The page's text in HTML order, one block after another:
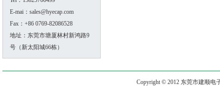
E-mai：sales@hyecap.com
Fax：+86 0769-82086528
地址：东莞市塘厦林村新鸿路9
号（新太阳城66栋）
Copyright © 2012 东莞市建顺电